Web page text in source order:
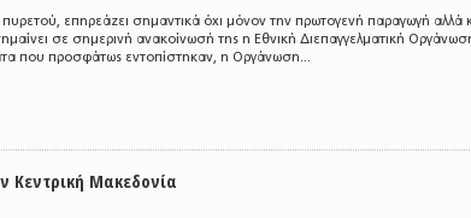
επηρεάζει σημαντικά όχι μόνον την πρωτογενή παραγωγή αλλά
σε σημερινή ανακοίνωσή της η Εθνική Διεπαγγελματική
που προσφάτως εντοπίστηκαν, η Οργάνωση...
Κεντρική Μακεδονία